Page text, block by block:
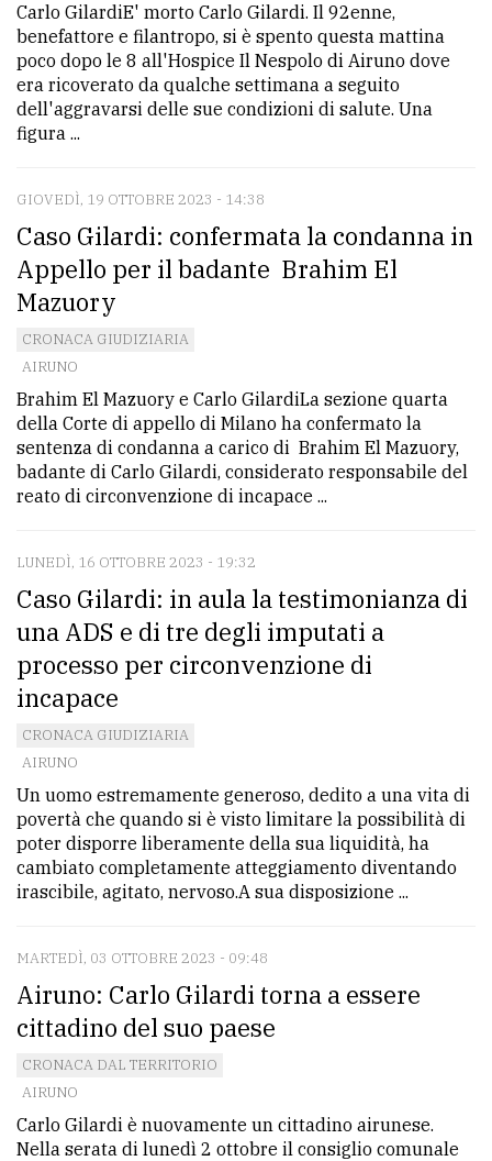
Carlo GilardiE' morto Carlo Gilardi. Il 92enne,
benefattore e filantropo, si è spento questa mattina
poco dopo le 8 all'Hospice Il Nespolo di Airuno dove
era ricoverato da qualche settimana a seguito
dell'aggravarsi delle sue condizioni di salute. Una
figura ...
GIOVEDÌ, 19 OTTOBRE 2023 - 14:38
Caso Gilardi: confermata la condanna in
Appello per il badante Brahim El
Mazuory
CRONACA GIUDIZIARIA
AIRUNO
Brahim El Mazuory e Carlo GilardiLa sezione quarta
della Corte di appello di Milano ha confermato la
sentenza di condanna a carico di Brahim El Mazuory,
badante di Carlo Gilardi, considerato responsabile del
reato di circonvenzione di incapace ...
LUNEDÌ, 16 OTTOBRE 2023 - 19:32
Caso Gilardi: in aula la testimonianza di
una ADS e di tre degli imputati a
processo per circonvenzione di
incapace
CRONACA GIUDIZIARIA
AIRUNO
Un uomo estremamente generoso, dedito a una vita di
povertà che quando si è visto limitare la possibilità di
poter disporre liberamente della sua liquidità, ha
cambiato completamente atteggiamento diventando
irascibile, agitato, nervoso.A sua disposizione ...
MARTEDÌ, 03 OTTOBRE 2023 - 09:48
Airuno: Carlo Gilardi torna a essere
cittadino del suo paese
CRONACA DAL TERRITORIO
AIRUNO
Carlo Gilardi è nuovamente un cittadino airunese.
Nella serata di lunedì 2 ottobre il consiglio comunale